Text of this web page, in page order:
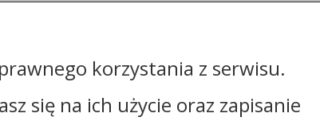
korzystania z serwisu.
się na ich użycie oraz zapisanie